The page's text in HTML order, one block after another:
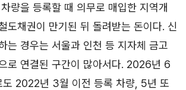
량을 등록할 때 의무로 매입한 지역개
도채권이 만기된 뒤 돌려받는 돈이다. 신
는 경우는 서울과 인천 등 지자체 금고
로 연결된 구간이 많아서다. 2026년 6
도 2022년 3월 이전 등록 차량, 5년 또